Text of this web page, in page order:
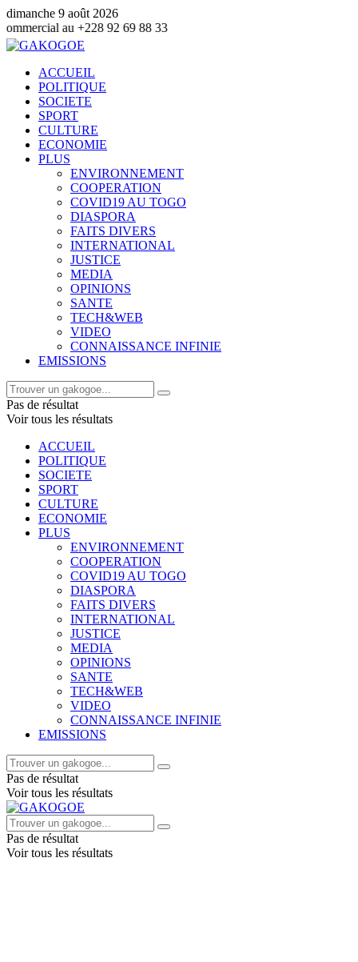
dimanche 9 août 2026
92 69 88 33
ACCUEIL
POLITIQUE
SOCIETE
SPORT
CULTURE
ECONOMIE
PLUS
ENVIRONNEMENT
COOPERATION
COVID19 AU TOGO
DIASPORA
FAITS DIVERS
INTERNATIONAL
JUSTICE
MEDIA
OPINIONS
SANTE
TECH&WEB
VIDEO
CONNAISSANCE INFINIE
EMISSIONS
Pas de résultat
Voir tous les résultats
ACCUEIL
POLITIQUE
SOCIETE
SPORT
CULTURE
ECONOMIE
PLUS
ENVIRONNEMENT
COOPERATION
COVID19 AU TOGO
DIASPORA
FAITS DIVERS
INTERNATIONAL
JUSTICE
MEDIA
OPINIONS
SANTE
TECH&WEB
VIDEO
CONNAISSANCE INFINIE
EMISSIONS
Pas de résultat
Voir tous les résultats
Pas de résultat
Voir tous les résultats